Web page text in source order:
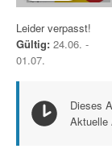
Leider verpasst!
Gültig: 24.06. -
01.07.
Dieses
Aktuelle